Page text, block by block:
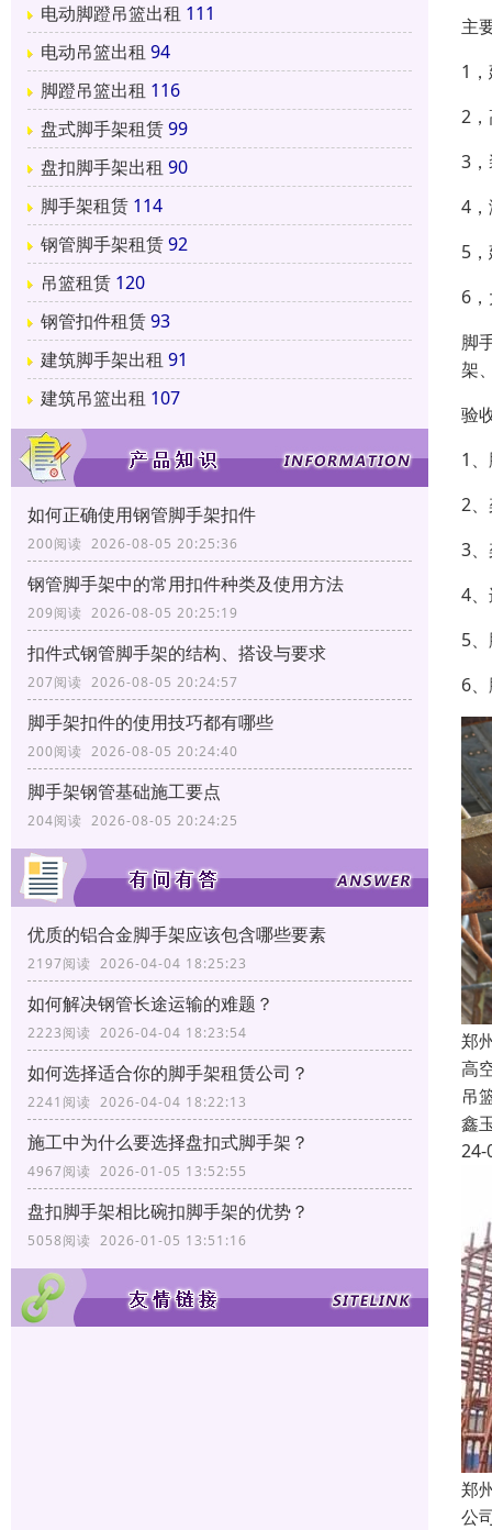
电动脚蹬吊篮出租 111
电动吊篮出租 94
脚蹬吊篮出租 116
盘式脚手架租赁99
盘扣脚手架出租 90
脚手架租赁 114
钢管脚手架租赁92
吊篮租赁 120
钢管扣件租赁93
建筑脚手架出租 91
建筑吊篮出租 107
如何正确使用钢管脚手架扣件
200阅读 2026-08-05 20:25:36
钢管脚手架中的常用扣件种类及使用方法
209阅读 2026-08-05 20:25:19
扣件式钢管脚手架的结构、搭设与要求
207阅读 2026-08-05 20:24:57
脚手架扣件的使用技巧都有哪些
200阅读 2026-08-05 20:24:40
脚手架钢管基础施工要点
204阅读 2026-08-05 20:24:25
优质的铝合金脚手架应该包含哪些要素
2197阅读 2026-04-04 18:25:23
如何解决钢管长途运输的难题？
2223阅读 2026-04-04 18:23:54
如何选择适合你的脚手架租赁公司？
2241阅读 2026-04-04 18:22:13
施工中为什么要选择盘扣式脚手架？
4967阅读 2026-01-05 13:52:55
盘扣脚手架相比碗扣脚手架的优势？
5058阅读 2026-01-05 13:51:16
主
1
2
3
4
5
6
脚
架
验
1
2
3
4
5
6
郑
高
吊
鑫
24-
郑
公